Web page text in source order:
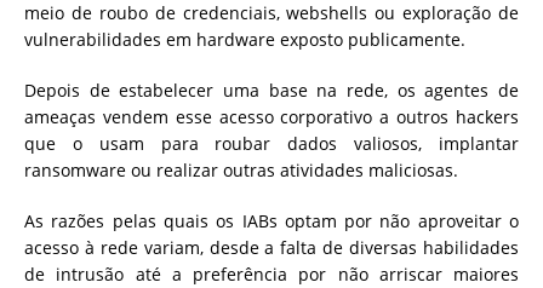
meio de roubo de credenciais, webshells ou exploração de
vulnerabilidades em hardware exposto publicamente.
Depois de estabelecer uma base na rede, os agentes de
ameaças vendem esse acesso corporativo a outros hackers
que o usam para roubar dados valiosos, implantar
ransomware ou realizar outras atividades maliciosas.
As razões pelas quais os IABs optam por não aproveitar o
acesso à rede variam, desde a falta de diversas habilidades
de intrusão até a preferência por não arriscar maiores